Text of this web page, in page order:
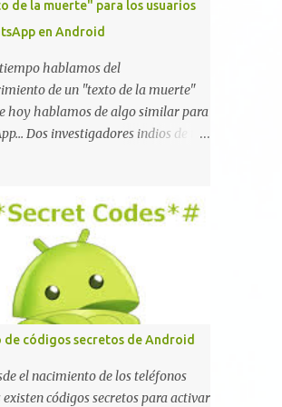
de la muerte" para los usuarios
en Android
hablamos del
de un "texto de la muerte"
hoy hablamos de algo similar para
Dos investigadores indios de tan
se detenga por completo al
leer un sólo mensaje de 2000
especiales y tan sólo 2 KB de
La vulnerabilidad ha sido probada
correctamente en la mayoría de
de Android y de WhatsApp
la 2.11.431 y 2.11.432. Sin embargo
no se ha probado en iOS y Windows
ser vulnerable. Esto podría
que se extienda como una pesada
de códigos secretos de Android
el nacimiento de los teléfonos
códigos secretos para activar